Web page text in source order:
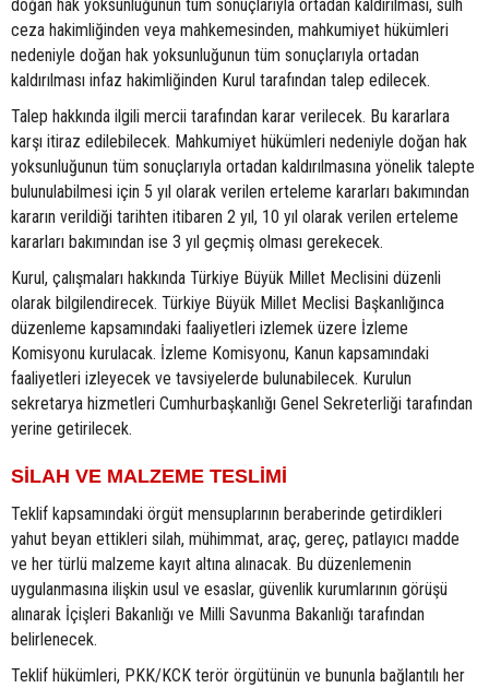
doğan hak yoksunluğunun tüm sonuçlarıyla ortadan kaldırılması, sulh
ceza hakimliğinden veya mahkemesinden, mahkumiyet hükümleri
nedeniyle doğan hak yoksunluğunun tüm sonuçlarıyla ortadan
kaldırılması infaz hakimliğinden Kurul tarafından talep edilecek.
Talep hakkında ilgili mercii tarafından karar verilecek. Bu kararlara
karşı itiraz edilebilecek. Mahkumiyet hükümleri nedeniyle doğan hak
yoksunluğunun tüm sonuçlarıyla ortadan kaldırılmasına yönelik talepte
bulunulabilmesi için 5 yıl olarak verilen erteleme kararları bakımından
kararın verildiği tarihten itibaren 2 yıl, 10 yıl olarak verilen erteleme
kararları bakımından ise 3 yıl geçmiş olması gerekecek.
Kurul, çalışmaları hakkında Türkiye Büyük Millet Meclisini düzenli
olarak bilgilendirecek. Türkiye Büyük Millet Meclisi Başkanlığınca
düzenleme kapsamındaki faaliyetleri izlemek üzere İzleme
Komisyonu kurulacak. İzleme Komisyonu, Kanun kapsamındaki
faaliyetleri izleyecek ve tavsiyelerde bulunabilecek. Kurulun
sekretarya hizmetleri Cumhurbaşkanlığı Genel Sekreterliği tarafından
yerine getirilecek.
SİLAH VE MALZEME TESLİMİ
Teklif kapsamındaki örgüt mensuplarının beraberinde getirdikleri
yahut beyan ettikleri silah, mühimmat, araç, gereç, patlayıcı madde
ve her türlü malzeme kayıt altına alınacak. Bu düzenlemenin
uygulanmasına ilişkin usul ve esaslar, güvenlik kurumlarının görüşü
alınarak İçişleri Bakanlığı ve Milli Savunma Bakanlığı tarafından
belirlenecek.
Teklif hükümleri, PKK/KCK terör örgütünün ve bununla bağlantılı her